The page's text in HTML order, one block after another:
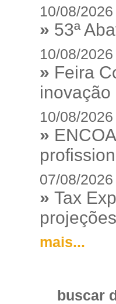
10/08/2026
» 53ª
10/08/2026
» Feira
10/08/2026
»
07/08/2026
» Tax
mais...
buscar